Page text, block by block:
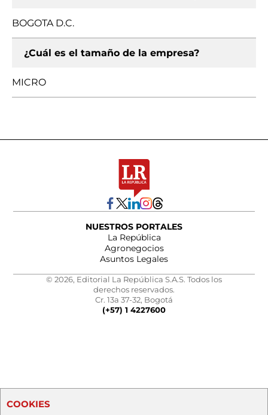
BOGOTA D.C.
¿Cuál es el tamaño de la empresa?
MICRO
NUESTROS PORTALES
La República
Agronegocios
Asuntos Legales
© 2026, Editorial La República S.A.S. Todos los
derechos reservados.
Cr. 13a 37-32, Bogotá
(+57) 1 4227600
COOKIES